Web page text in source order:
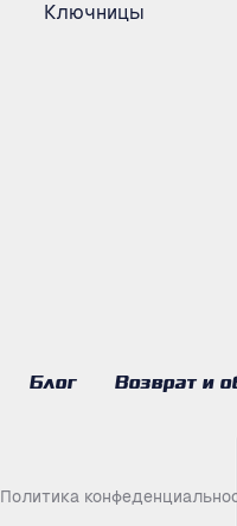
Ключницы
Блог Возврат и
Политика